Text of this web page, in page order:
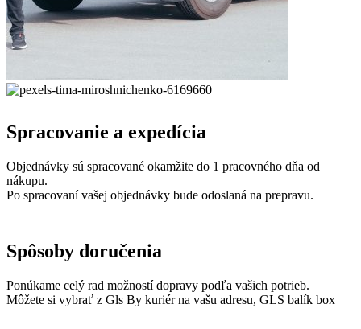
Spracovanie a expedícia
Objednávky sú spracované okamžite do 1 pracovného dňa od
nákupu.
Po spracovaní vašej objednávky bude odoslaná na prepravu.
Spôsoby doručenia
Ponúkame celý rad možností dopravy podľa vašich potrieb.
Môžete si vybrať z Gls By kuriér na vašu adresu, GLS balík box